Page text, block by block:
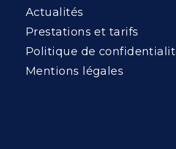
Actualités
Prestations et tarifs
Politique de
Mentions légales